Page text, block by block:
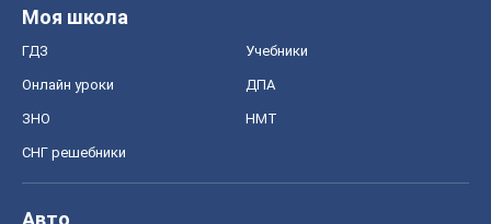
Моя школа
ГДЗ Учебники
Онлайн уроки ДПА
ЗНО НМТ
СНГ решебники
Авто